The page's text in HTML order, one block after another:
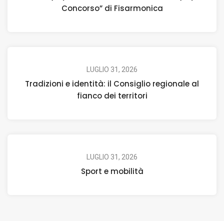
Concorso” di Fisarmonica
LUGLIO 31, 2026
Tradizioni e identità: il Consiglio regionale al
fianco dei territori
LUGLIO 31, 2026
Sport e mobilità